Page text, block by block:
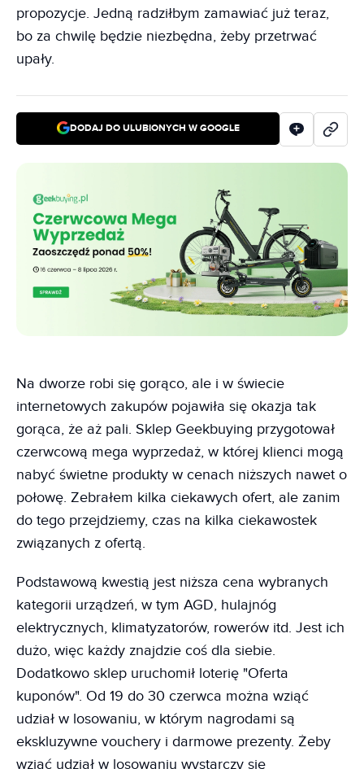
propozycje. Jedną radziłbym zamawiać już teraz,
bo za chwilę będzie niezbędna, żeby przetrwać
upały.
DODAJ DO ULUBIONYCH W GOOGLE
Na dworze robi się gorąco, ale i w świecie
internetowych zakupów pojawiła się okazja tak
gorąca, że aż pali. Sklep Geekbuying przygotował
czerwcową mega wyprzedaż, w której klienci mogą
nabyć świetne produkty w cenach niższych nawet o
połowę. Zebrałem kilka ciekawych ofert, ale zanim
do tego przejdziemy, czas na kilka ciekawostek
związanych z ofertą.
Podstawową kwestią jest niższa cena wybranych
kategorii urządzeń, w tym AGD, hulajnóg
elektrycznych, klimatyzatorów, rowerów itd. Jest ich
dużo, więc każdy znajdzie coś dla siebie.
Dodatkowo sklep uruchomił loterię "Oferta
kuponów". Od 19 do 30 czerwca można wziąć
udział w losowaniu, w którym nagrodami są
ekskluzywne vouchery i darmowe prezenty. Żeby
wziąć udział w losowaniu wystarczy się